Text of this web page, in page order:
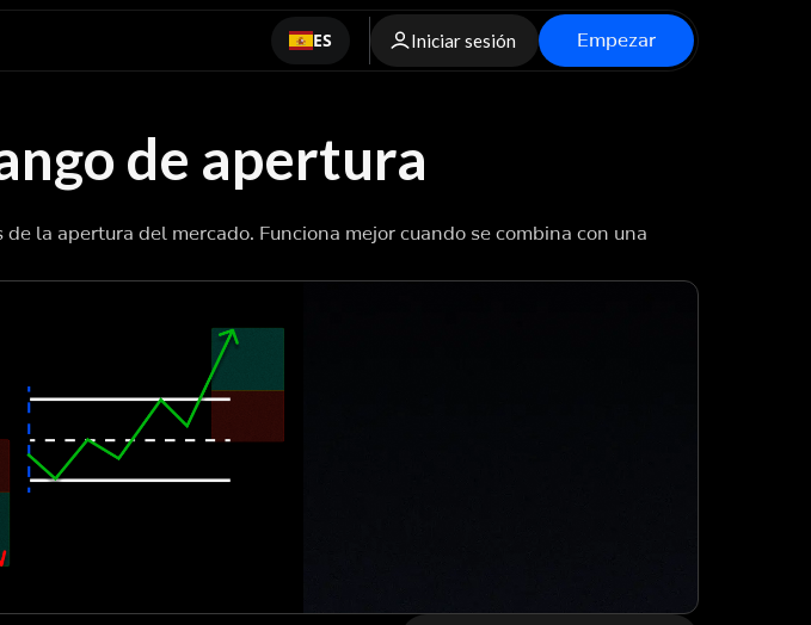
ES Iniciar sesión Empezar
de apertura
la apertura del mercado. Funciona mejor cuando se combina con una